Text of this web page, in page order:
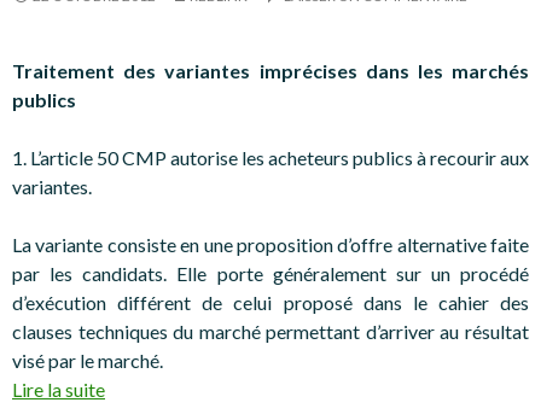
Traitement des variantes imprécises dans les marchés
publics
1. L’article 50 CMP autorise les acheteurs publics à recourir aux
variantes.
La variante consiste en une proposition d’offre alternative faite
par les candidats. Elle porte généralement sur un procédé
d’exécution différent de celui proposé dans le cahier des
clauses techniques du marché permettant d’arriver au résultat
visé par le marché.
Lire la suite